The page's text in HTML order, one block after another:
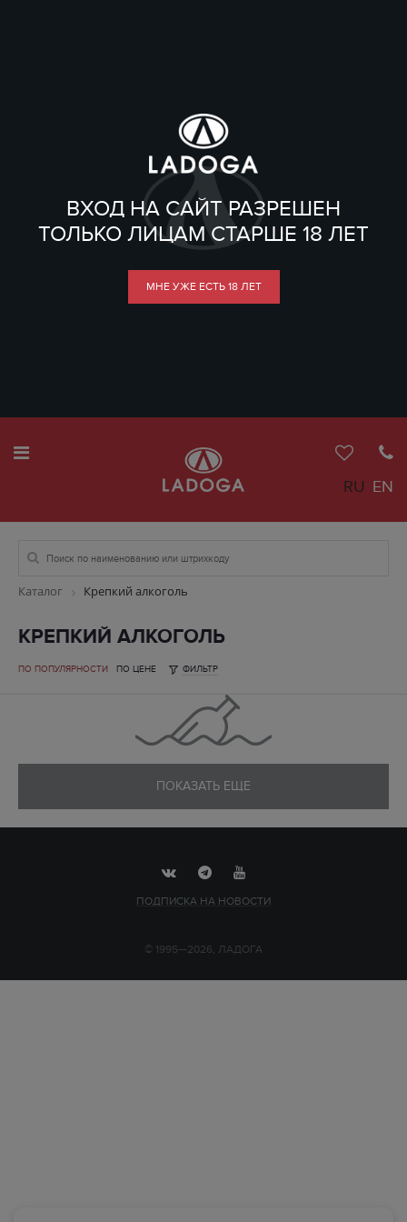
ВХОД НА САЙТ РАЗРЕШЕН
ТОЛЬКО ЛИЦАМ СТАРШЕ 18 ЛЕТ
МНЕ УЖЕ ЕСТЬ 18 ЛЕТ
RU EN
Каталог Крепкий алкоголь
КРЕПКИЙ АЛКОГОЛЬ
ПО ПОПУЛЯРНОСТИ ПО ЦЕНЕ ФИЛЬТР
ПОКАЗАТЬ ЕЩЕ
ПОДПИСКА НА НОВОСТИ
© 1995—2026, ЛАДОГА